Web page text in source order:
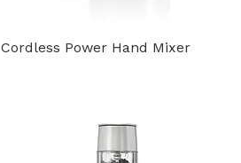
Cordless Power Hand Mixer